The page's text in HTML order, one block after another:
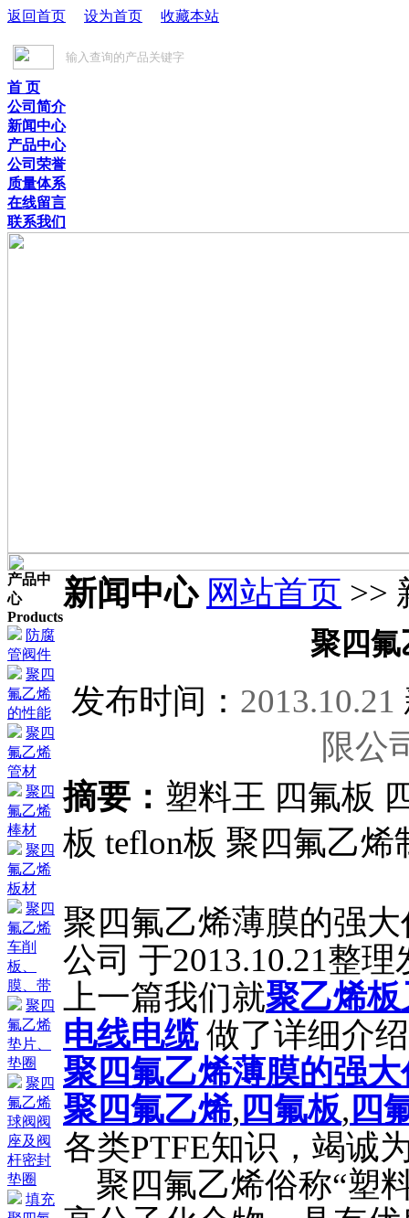
返回首页 设为首页 收藏本站
首 页
公司简介
新闻中心
产品中心
公司荣誉
质量体系
在线留言
联系我们
产品中
心
Products
防腐
管阀件
聚四
氟乙烯
的性能
聚四
氟乙烯
管材
聚四
氟乙烯
棒材
聚四
氟乙烯
板材
聚四
氟乙烯
车削
板、
膜、带
聚四
氟乙烯
垫片、
垫圈
聚四
氟乙烯
球阀阀
座及阀
杆密封
垫圈
填充
新闻中心 网站首页 >>
聚四氟
发布时间： 2013.10.21
限公
摘要： 塑料王 四氟板
板 teflon板 聚四氟乙烯
聚四氟乙烯薄膜的强
公司 于2013.10.21整理
上一篇我们就聚乙烯
电线电缆 做了详细介
聚四氟乙烯薄膜的强
聚四氟乙烯, 四氟板, 四
各类PTFE知识，竭诚
聚四氟乙烯俗称“塑